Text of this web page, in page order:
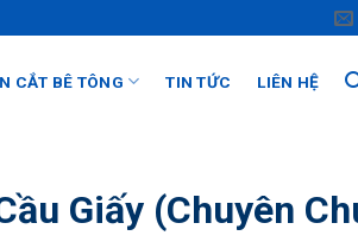
CẮT BÊ TÔNG TIN TỨC LIÊN HỆ
Giấy (Chuyên